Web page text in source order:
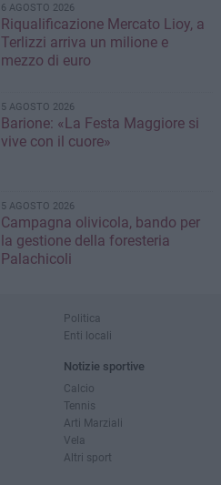
6 AGOSTO 2026
Riqualificazione Mercato Lioy, a
Terlizzi arriva un milione e
mezzo di euro
5 AGOSTO 2026
Barione: «La Festa Maggiore si
vive con il cuore»
5 AGOSTO 2026
Campagna olivicola, bando per
la gestione della foresteria
Palachicoli
Politica
Enti locali
Notizie sportive
Calcio
Tennis
Arti Marziali
Vela
Altri sport